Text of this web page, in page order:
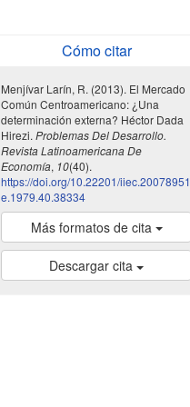
Cómo citar
Menjívar Larín, R. (2013). El Mercado
Común Centroamericano: ¿Una
determinación externa? Héctor Dada
Hirezi. Problemas Del Desarrollo.
Revista Latinoamericana De
Economía, 10(40).
https://doi.org/10.22201/iiec.20078951
e.1979.40.38334
Más formatos de cita
Descargar cita